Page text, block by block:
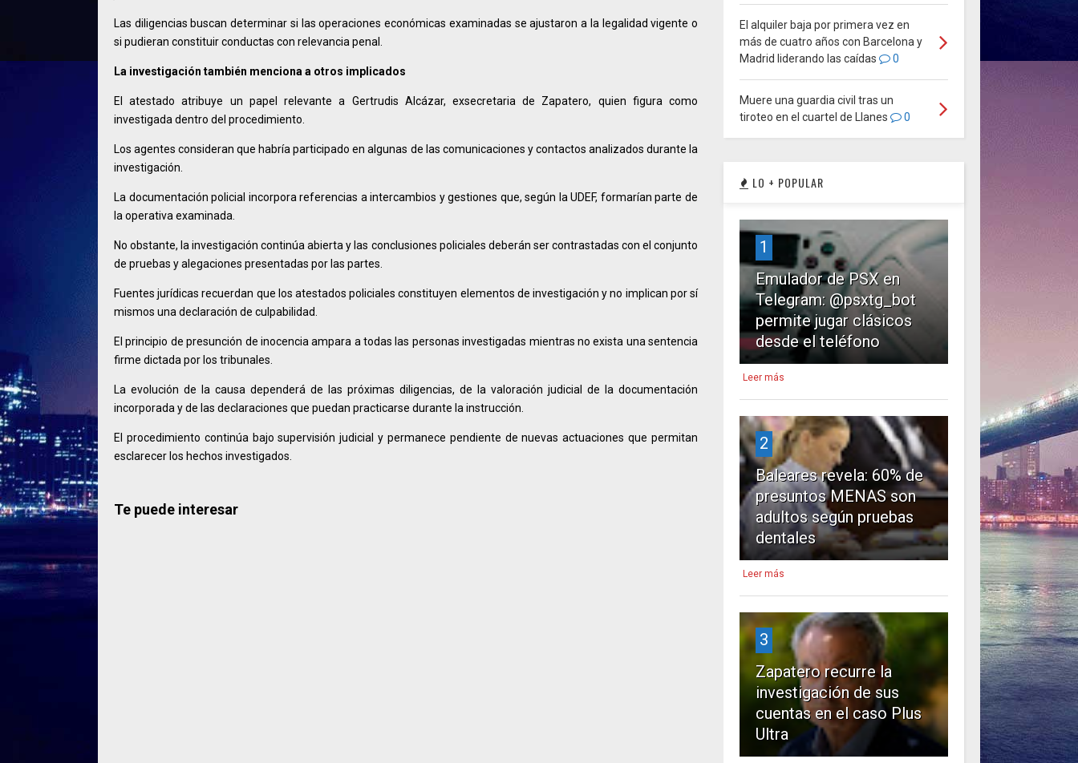
Las diligencias buscan determinar si las operaciones económicas examinadas se ajustaron a la legalidad vigente o
si pudieran constituir conductas con relevancia penal.
La investigación también menciona a otros implicados
El atestado atribuye un papel relevante a Gertrudis Alcázar, exsecretaria de Zapatero, quien figura como
investigada dentro del procedimiento.
Los agentes consideran que habría participado en algunas de las comunicaciones y contactos analizados durante la
investigación.
La documentación policial incorpora referencias a intercambios y gestiones que, según la UDEF, formarían parte de
la operativa examinada.
No obstante, la investigación continúa abierta y las conclusiones policiales deberán ser contrastadas con el conjunto
de pruebas y alegaciones presentadas por las partes.
Fuentes jurídicas recuerdan que los atestados policiales constituyen elementos de investigación y no implican por sí
mismos una declaración de culpabilidad.
El principio de presunción de inocencia ampara a todas las personas investigadas mientras no exista una sentencia
firme dictada por los tribunales.
La evolución de la causa dependerá de las próximas diligencias, de la valoración judicial de la documentación
incorporada y de las declaraciones que puedan practicarse durante la instrucción.
El procedimiento continúa bajo supervisión judicial y permanece pendiente de nuevas actuaciones que permitan
esclarecer los hechos investigados.
Te puede interesar
El alquiler baja por primera vez en
más de cuatro años con Barcelona y
Madrid liderando las caídas
0
Muere una guardia civil tras un
tiroteo en el cuartel de Llanes
0
LO + POPULAR
1
Emulador de PSX en
Telegram: @psxtg_bot
permite jugar clásicos
desde el teléfono
Leer más
2
Baleares revela: 60% de
presuntos MENAS son
adultos según pruebas
dentales
Leer más
3
Zapatero recurre la
investigación de sus
cuentas en el caso Plus
Ultra